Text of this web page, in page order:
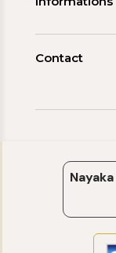
Contact
Nayaka